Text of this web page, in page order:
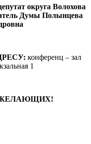
округа Волохова
Думы Полынцева
конференц – зал
1